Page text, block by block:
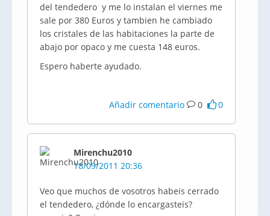
del tendedero y me lo instalan el viernes me
sale por 380 Euros y tambien he cambiado
los cristales de las habitaciones la parte de
abajo por opaco y me cuesta 148 euros.
Espero haberte ayudado.
Añadir comentario 0 0
Mirenchu2010
18/09/2011 20:36
Veo que muchos de vosotros habeis cerrado
el tendedero, ¿dónde lo encargasteis?